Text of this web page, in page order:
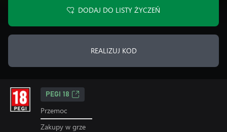
DODAJ DO LISTY ŻYCZEŃ
REALIZUJ KOD
PEGI 18
Przemoc
Zakupy w grze